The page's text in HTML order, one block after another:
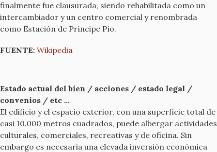
finalmente fue clausurada, siendo rehabilitada como un
intercambiador y un centro comercial y renombrada
como Estación de Príncipe Pío.
FUENTE: Wikipedia
Estado actual del bien / acciones / estado legal /
convenios / etc ...
El edificio y el espacio exterior, con una superficie total de
casi 10.000 metros cuadrados, puede albergar actividades
culturales, comerciales, recreativas y de oficina. Sin
embargo es necesaria una elevada inversión económica